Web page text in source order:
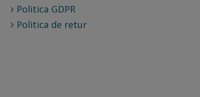
Politica GDPR
Politica de retur